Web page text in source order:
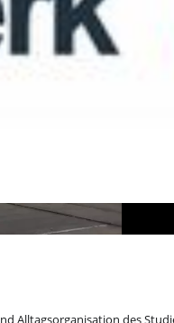
Alltagsorganisation des